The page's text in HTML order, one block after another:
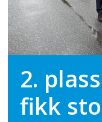
2.
fikk